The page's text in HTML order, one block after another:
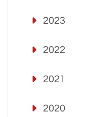
2023
2022
2021
2020